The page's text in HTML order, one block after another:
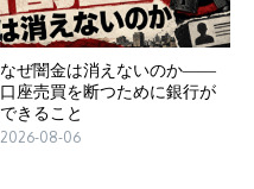
なぜ闇金は消えないのか――
口座売買を断つために銀行が
できること
2026-08-06